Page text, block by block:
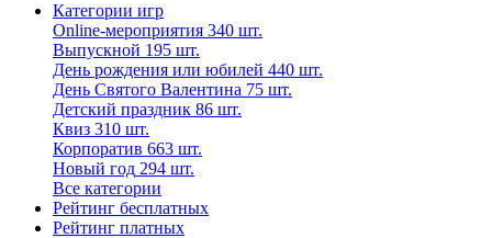
Категории игр
Online-мероприятия 340 шт.
Выпускной 195 шт.
День рождения или юбилей 440 шт.
День Святого Валентина 75 шт.
Детский праздник 86 шт.
Квиз 310 шт.
Корпоратив 663 шт.
Новый год 294 шт.
Все категории
Рейтинг бесплатных
Рейтинг платных